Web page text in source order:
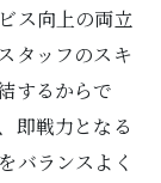
ス向上の両立
タッフのスキ
するからで
即戦力となる
バランスよく